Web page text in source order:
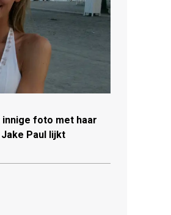
innige foto met haar
Paul lijkt